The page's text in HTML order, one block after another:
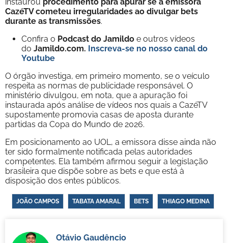
CazéTV cometeu irregularidades ao divulgar bets
durante as transmissões.
Confira o Podcast do Jamildo e outros vídeos
do Jamildo.com. Inscreva-se no nosso canal do
Youtube
O órgão investiga, em primeiro momento, se o veículo
respeita as normas de publicidade responsável. O
ministério divulgou, em nota, que a apuração foi
instaurada após análise de vídeos nos quais a CazéTV
supostamente promovia casas de aposta durante
partidas da Copa do Mundo de 2026.
Em posicionamento ao UOL, a emissora disse ainda não
ter sido formalmente notificada pelas autoridades
competentes. Ela também afirmou seguir a legislação
brasileira que dispõe sobre as bets e que está à
disposição dos entes públicos.
JOÃO CAMPOS TABATA AMARAL BETS THIAGO MEDINA
Otávio Gaudêncio